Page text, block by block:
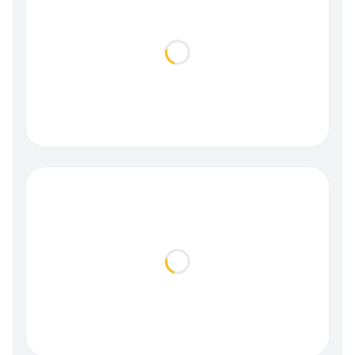
Loading...
Loading...